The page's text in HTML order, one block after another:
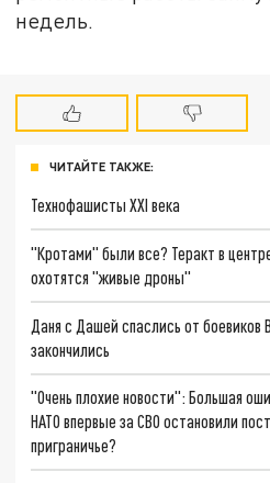
недель.
ЧИТАЙТЕ ТАКЖЕ:
Технофашисты XXI века
"Кротами" были все? Теракт в
охотятся "живые дроны"
Даня с Дашей спаслись от
закончились
"Очень плохие новости": Большая
НАТО впервые за СВО остановили
приграничье?